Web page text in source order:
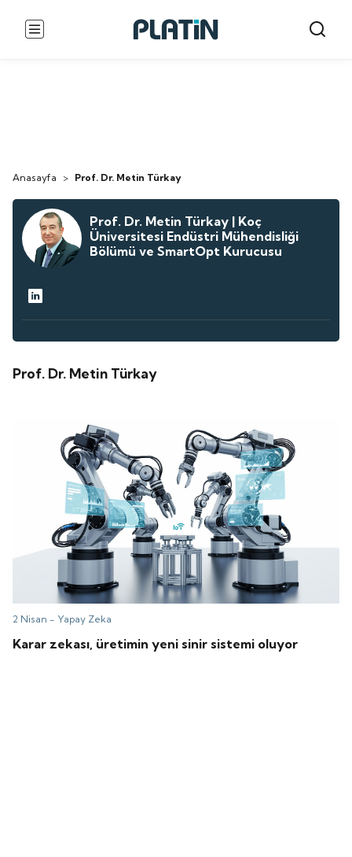
Anasayfa > Prof. Dr. Metin Türkay
Prof. Dr. Metin Türkay | Koç
Üniversitesi Endüstri Mühendisliği
Bölümü ve SmartOpt Kurucusu
Prof. Dr. Metin Türkay
2 Nisan - Yapay Zeka
Karar zekası, üretimin yeni sinir sistemi oluyor